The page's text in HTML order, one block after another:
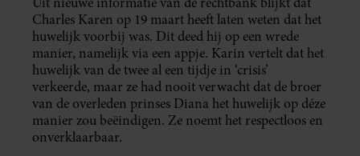
Charles Karen op 19 maart heeft laten weten dat het
huwelijk voorbij was. Dit deed hij op een wrede
manier, namelijk via een appje. Karin vertelt dat het
huwelijk van de twee al een tijdje in ‘crisis’
verkeerde, maar ze had nooit verwacht dat de broer
van de overleden prinses Diana het huwelijk op déze
manier zou beëindigen. Ze noemt het respectloos en
onverklaarbaar.